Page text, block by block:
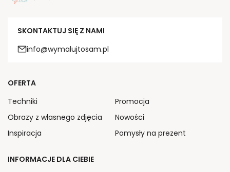
SKONTAKTUJ SIĘ Z NAMI
info@wymalujtosam.pl
OFERTA
Techniki
Obrazy z własnego zdjęcia
Inspiracja
Promocja
Nowości
Pomysły na prezent
INFORMACJE DLA CIEBIE